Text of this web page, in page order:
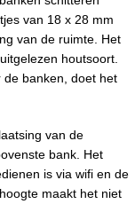
van 18 x 28 mm
van de ruimte. Het
houtsoort.
de banken, doet het
van de
bank. Het
is via wifi en de
maakt het niet